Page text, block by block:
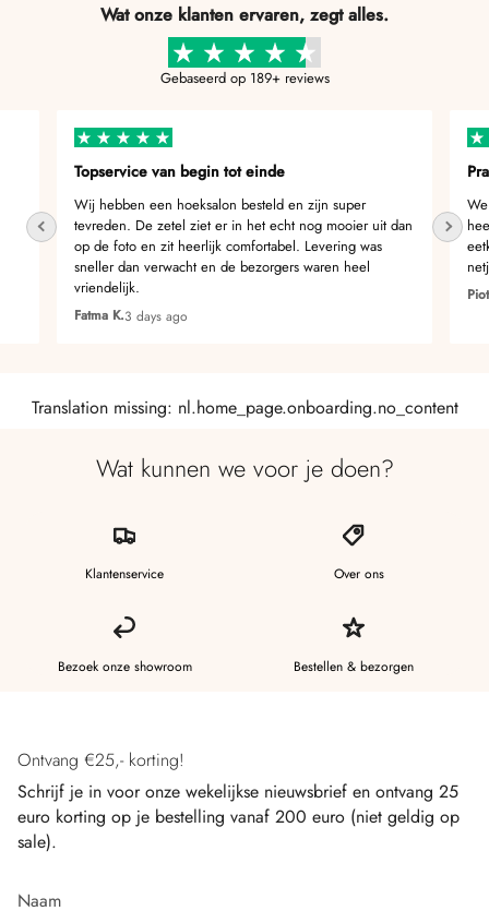
Wat onze klanten ervaren, zegt alles.
Gebaseerd op 189+ reviews
Topservice van begin tot einde
Wij hebben een hoeksalon besteld en zijn super
tevreden. De zetel ziet er in het echt nog mooier uit dan
op de foto en zit heerlijk comfortabel. Levering was
sneller dan verwacht en de bezorgers waren heel
vriendelijk.
Fatma K.3 days ago
Translation missing: nl.home_page.onboarding.no_content
Wat kunnen we voor je doen?
Klantenservice Over ons
Bezoek onze showroom Bestellen & bezorgen
Ontvang €25,- korting!
Schrijf je in voor onze wekelijkse nieuwsbrief en ontvang 25
euro korting op je bestelling vanaf 200 euro (niet geldig op
sale).